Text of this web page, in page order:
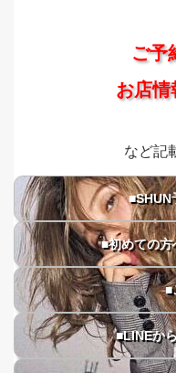
ご予
お店情
など記
■SHUN
■初めての
■
■LINEか